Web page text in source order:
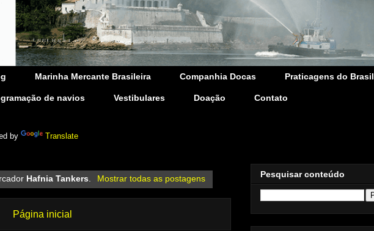
Marinha Mercante Brasileira Companhia Docas Praticagens do Brasil
de navios Vestibulares Doação Contato
by Translate
Hafnia Tankers. Mostrar todas as postagens
Página inicial
Pesquisar conteúdo